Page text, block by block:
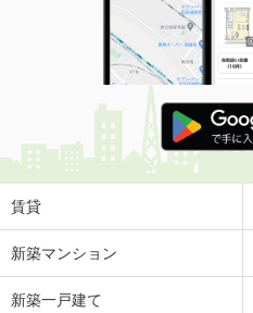
賃貸
新築マンション
新築一戸建て